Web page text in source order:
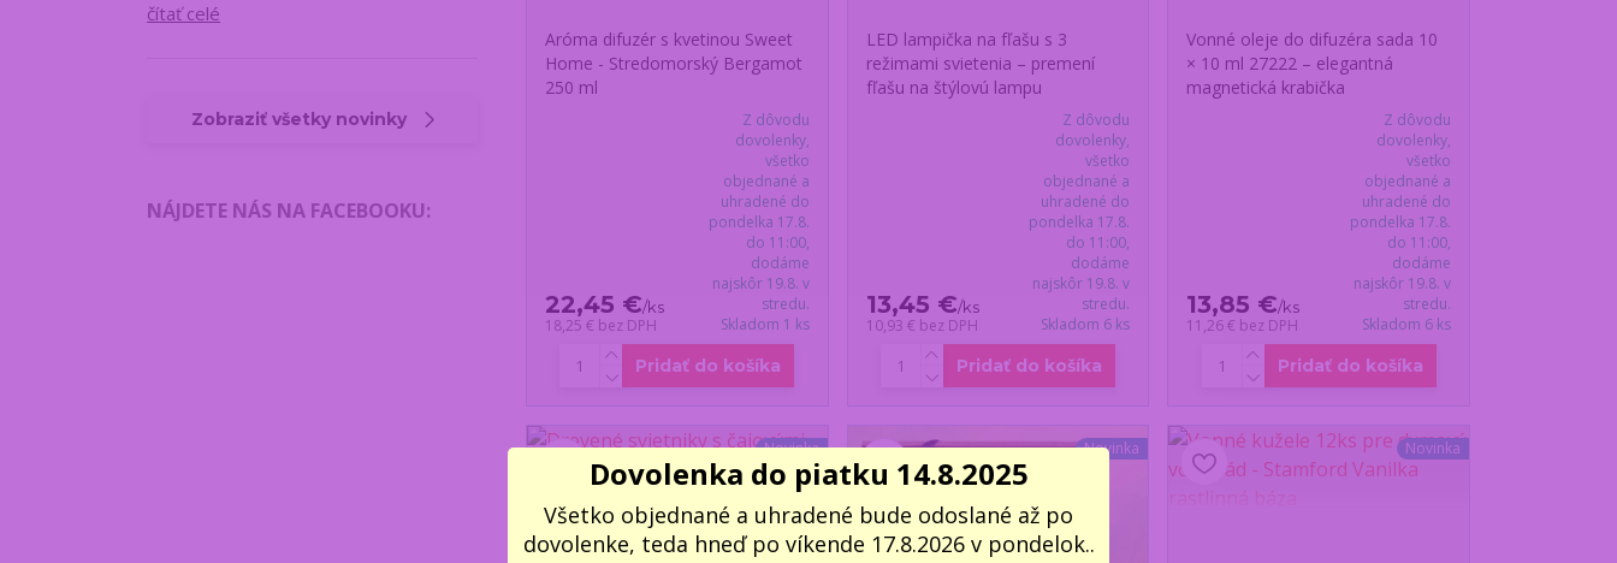
Aróma difuzér s kvetinou Sweet
Home - Stredomorský Bergamot
250 ml
22,45 €/ks
18,25 € bez DPH
Z dôvodu
dovolenky,
všetko
objednané a
uhradené do
pondelka 17.8.
do 11:00,
dodáme
najskôr 19.8. v
stredu.
Skladom 1 ks
Pridať do košíka
LED lampička na fľašu s 3
režimami svietenia – premení
fľašu na štýlovú lampu
13,45 €/ks
10,93 € bez DPH
Z dôvodu
dovolenky,
všetko
objednané a
uhradené do
pondelka 17.8.
do 11:00,
dodáme
najskôr 19.8. v
stredu.
Skladom 6 ks
Pridať do košíka
Vonné oleje do difuzéra sada 10
× 10 ml 27222 – elegantná
magnetická krabička
13,85 €/ks
11,26 € bez DPH
Z dôvodu
dovolenky,
všetko
objednané a
uhradené do
pondelka 17.8.
do 11:00,
dodáme
najskôr 19.8. v
stredu.
Skladom 6 ks
Pridať do košíka
Novinka Novinka Novinka
čítať celé
Zobraziť všetky novinky
NÁJDETE NÁS NA FACEBOOKU:
Dovolenka do piatku 14.8.2025
Všetko objednané a uhradené bude odoslané až po
dovolenke, teda hneď po víkende 17.8.2026 v pondelok..